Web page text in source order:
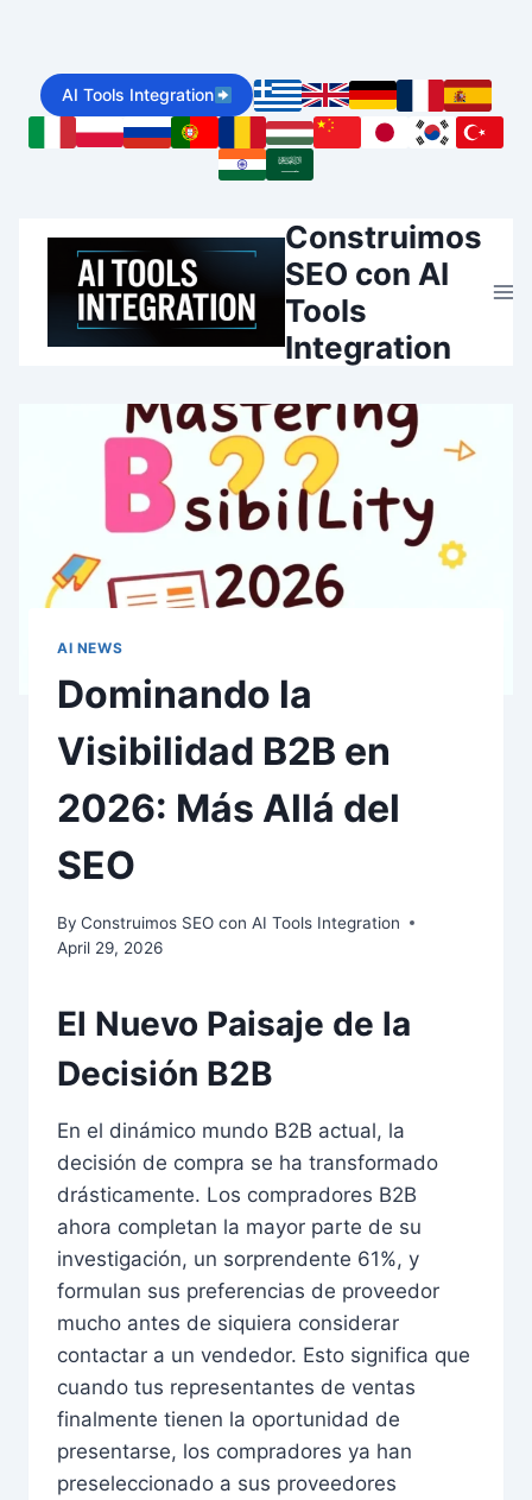
content
AI Tools Integration
Construimos
SEO con AI
Tools
Integration
AI NEWS
Dominando la
Visibilidad B2B en
2026: Más Allá del
SEO
By Construimos SEO con AI Tools Integration
April 29, 2026
El Nuevo Paisaje de la
Decisión B2B
En el dinámico mundo B2B actual, la
decisión de compra se ha transformado
drásticamente. Los compradores B2B
ahora completan la mayor parte de su
investigación, un sorprendente 61%, y
formulan sus preferencias de proveedor
mucho antes de siquiera considerar
contactar a un vendedor. Esto significa que
cuando tus representantes de ventas
finalmente tienen la oportunidad de
presentarse, los compradores ya han
preseleccionado a sus proveedores